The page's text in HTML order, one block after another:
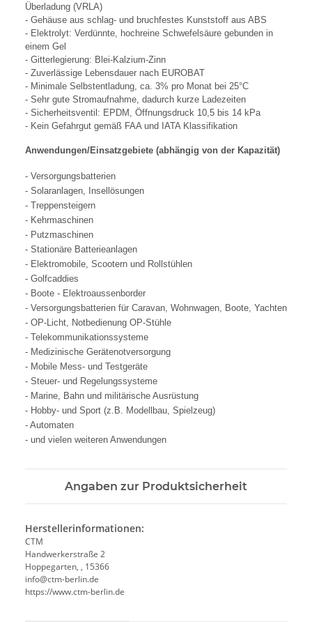
Überladung (VRLA)
- Gehäuse aus schlag- und bruchfestes Kunststoff aus ABS
- Elektrolyt: Verdünnte, hochreine Schwefelsäure gebunden in
einem Gel
- Gitterlegierung: Blei-Kalzium-Zinn
- Zuverlässige Lebensdauer nach EUROBAT
- Minimale Selbstentladung, ca. 3% pro Monat bei 25°C
- Sehr gute Stromaufnahme, dadurch kurze Ladezeiten
- Sicherheitsventil: EPDM, Öffnungsdruck 10,5 bis 14 kPa
- Kein Gefahrgut gemäß FAA und IATA Klassifikation
Anwendungen/Einsatzgebiete (abhängig von der Kapazität)
- Versorgungsbatterien
- Solaranlagen, Insellösungen
- Treppensteigern
- Kehrmaschinen
- Putzmaschinen
- Stationäre Batterieanlagen
- Elektromobile, Scootern und Rollstühlen
- Golfcaddies
- Boote - Elektroaussenborder
- Versorgungsbatterien für Caravan, Wohnwagen, Boote, Yachten
- OP-Licht, Notbedienung OP-Stühle
- Telekommunikationssysteme
- Medizinische Gerätenotversorgung
- Mobile Mess- und Testgeräte
- Steuer- und Regelungssysteme
- Marine, Bahn und militärische Ausrüstung
- Hobby- und Sport (z.B. Modellbau, Spielzeug)
- Automaten
- und vielen weiteren Anwendungen
Angaben zur Produktsicherheit
Herstellerinformationen:
CTM
Handwerkerstraße 2
Hoppegarten, , 15366
info@ctm-berlin.de
https://www.ctm-berlin.de